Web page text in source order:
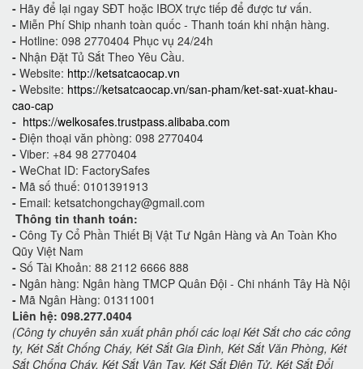
- Hãy để lại ngay SĐT hoặc IBOX trực tiếp để được tư vấn.
- Miễn Phí Ship nhanh toàn quốc - Thanh toán khi nhận hàng.
- Hotline: 098 2770404 Phục vụ 24/24h
- Nhận Đặt Tủ Sắt Theo Yêu Cầu.
- Website: http://ketsatcaocap.vn
- Website: https://ketsatcaocap.vn/san-pham/ket-sat-xuat-khau-
cao-cap
- https://welkosafes.trustpass.alibaba.com
- Điện thoại văn phòng: 098 2770404
- Viber: +84 98 2770404
- WeChat ID: FactorySafes
- Mã số thuế: 0101391913
- Email: ketsatchongchay@gmail.com
Thông tin thanh toán:
- Công Ty Cổ Phần Thiết Bị Vật Tư Ngân Hàng và An Toàn Kho
Qũy Việt Nam
- Số Tài Khoản: 88 2112 6666 888
- Ngân hàng: Ngân hàng TMCP Quân Đội - Chi nhánh Tây Hà Nội
- Mã Ngân Hàng: 01311001
Liên hệ: 098.277.0404
(Công ty chuyên sản xuất phân phối các loại Két Sắt cho các công
ty, Két Sắt Chống Cháy, Két Sắt Gia Đình, Két Sắt Văn Phòng, Két
Sắt Chống Cháy, Két Sắt Vân Tay, Két Sắt Điện Tử, Két Sắt Đổi